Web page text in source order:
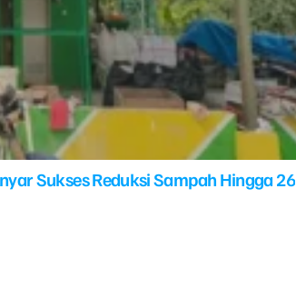
Sukses Reduksi Sampah Hingga 26